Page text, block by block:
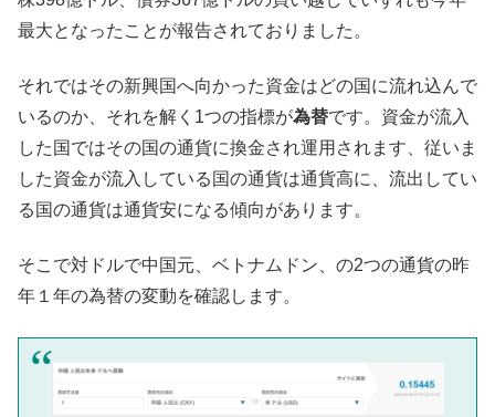
最大となったことが報告されておりました。
それではその新興国へ向かった資金はどの国に流れ込んで
いるのか、それを解く1つの指標が為替です。資金が流入
した国ではその国の通貨に換金され運用されます、従いま
した資金が流入している国の通貨は通貨高に、流出してい
る国の通貨は通貨安になる傾向があります。
そこで対ドルで中国元、ベトナムドン、の2つの通貨の昨
年１年の為替の変動を確認します。